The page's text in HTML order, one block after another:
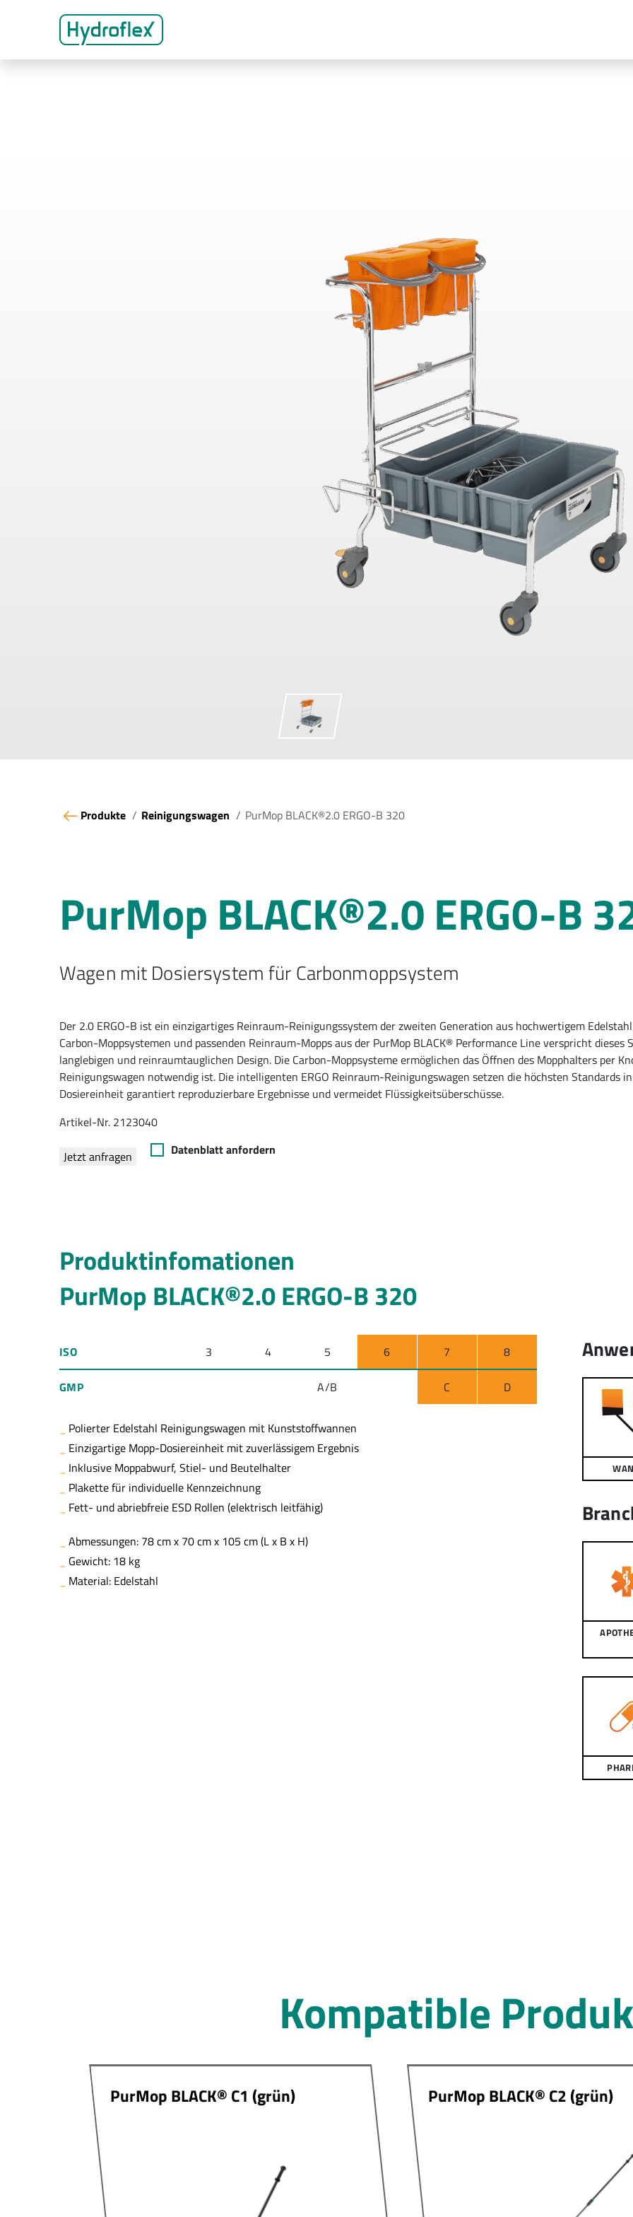
Produkte Reinigungswagen PurMop BLACK®2.0 ERGO-B 320
PurMop BLACK®2.0 ERGO-B
Wagen mit Dosiersystem für Carbonmoppsystem
Der 2.0 ERGO-B ist ein einzigartiges Reinraum-Reinigungssystem der zweiten Generation aus hochwertigem
Carbon-Moppsystemen und passenden Reinraum-Mopps aus der PurMop BLACK® Performance Line verspricht
langlebigen und reinraumtauglichen Design. Die Carbon-Moppsysteme ermöglichen das Öffnen des Mopphalters per
Reinigungswagen notwendig ist. Die intelligenten ERGO Reinraum-Reinigungswagen setzen die höchsten Standards
Dosiereinheit garantiert reproduzierbare Ergebnisse und vermeidet Flüssigkeitsüberschüsse.
Artikel-Nr. 2123040
Jetzt anfragen Datenblatt anfordern
Produktinfomationen
PurMop BLACK®2.0 ERGO-B 320
ISO 3 4 5 6 7 8
GMP A/B C D
Polierter Edelstahl Reinigungswagen mit Kunststoffwannen
Einzigartige Mopp-Dosiereinheit mit zuverlässigem Ergebnis
Inklusive Moppabwurf, Stiel- und Beutelhalter
Plakette für individuelle Kennzeichnung
Fett- und abriebfreie ESD Rollen (elektrisch leitfähig)
Abmessungen: 78 cm x 70 cm x 105 cm (L x B x H)
Gewicht: 18 kg
Material: Edelstahl
Kompatible
PurMop BLACK® C1 (grün) PurMop BLACK® C2 (grün)